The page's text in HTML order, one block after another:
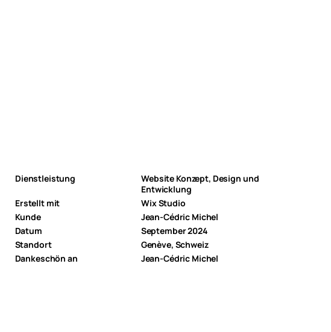
Dienstleistung
Website Konzept, Design und
Entwicklung
Erstellt mit
Wix Studio
Kunde
Jean-Cédric Michel
Datum
September 2024
Standort
Genève, Schweiz
Dankeschön an
Jean-Cédric Michel